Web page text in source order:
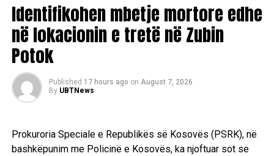
Identifikohen mbetje mortore edhe
në lokacionin e tretë në Zubin
Potok
Published 17 hours ago on August 7, 2026
By UBTNews
Prokuroria Speciale e Republikës së Kosovës (PSRK), në
bashkëpunim me Policinë e Kosovës, ka njoftuar sot se